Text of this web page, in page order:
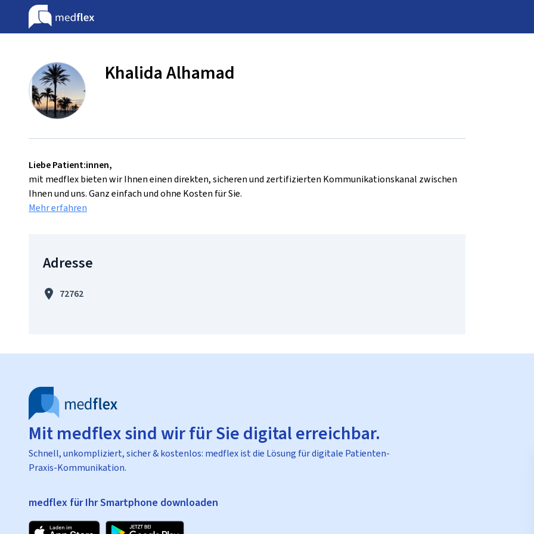
Khalida Alhamad
Liebe Patient:innen,
mit medflex bieten wir Ihnen einen direkten, sicheren und zertifizierten Kommunikationskanal zwischen
Ihnen und uns. Ganz einfach und ohne Kosten für Sie.
Mehr erfahren
Adresse
72762
Mit medflex sind wir für Sie digital erreichbar.
Schnell, unkompliziert, sicher & kostenlos: medflex ist die Lösung für digitale Patienten-
Praxis-Kommunikation.
medflex für Ihr Smartphone downloaden